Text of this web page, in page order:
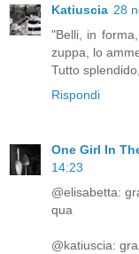
Katiuscia 28
"Belli, in
zuppa, lo
Tutto
Rispondi
One Girl In
14:23
@elisabetta:
qua
@katiuscia: